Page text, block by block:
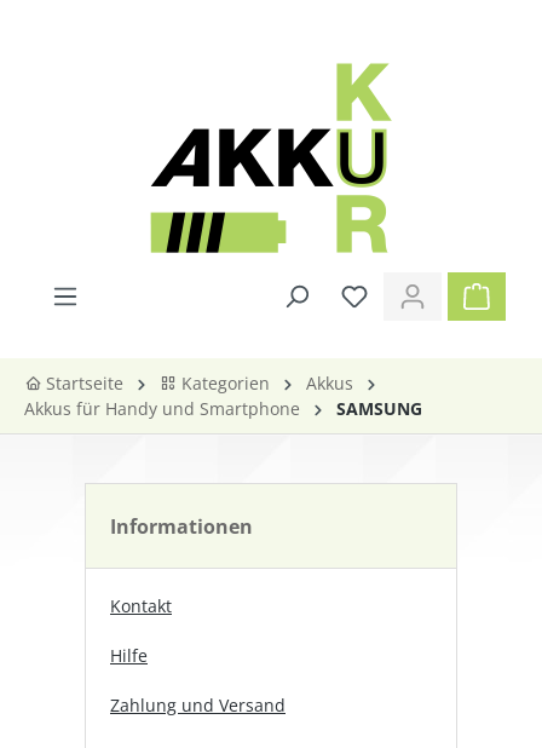
Startseite Kategorien
Akkus
Akkus für Handy und Smartphone
SAMSUNG
Informationen
Kontakt
Hilfe
Zahlung und Versand